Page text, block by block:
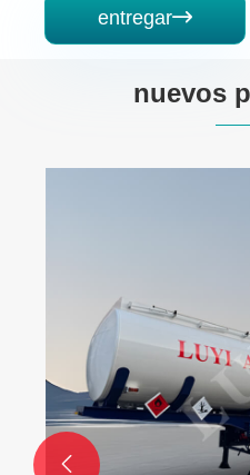
entregar
nuevos
